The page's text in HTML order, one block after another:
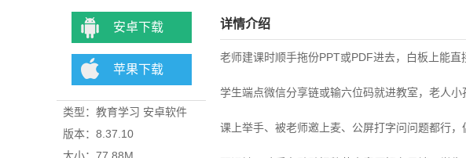
安卓下载
苹果下载
类型：教育学习 安卓软件
版本：8.37.10
详情介绍
老师建课时顺手拖份PPT或PDF进去，白板上能
学生端点微信分享链或输六位码就进教室，老人
课上举手、被老师邀上麦、公屏打字问问题都行，